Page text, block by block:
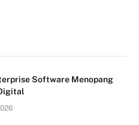
Software Menopang